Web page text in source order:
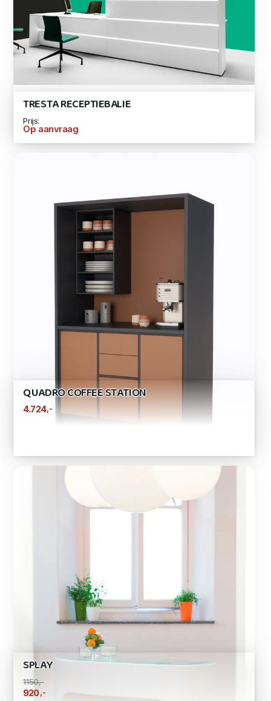
TRESTA RECEPTIEBALIE
Prijs:
Op aanvraag
QUADRO COFFEE STATION
4.724 ,-
SPLAY
1150,-
920 ,-